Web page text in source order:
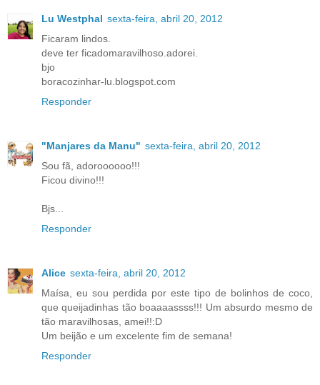
Lu Westphal sexta-feira, abril 20, 2012
Ficaram lindos.
deve ter ficadomaravilhoso.adorei.
bjo
boracozinhar-lu.blogspot.com
Responder
"Manjares da Manu" sexta-feira, abril 20, 2012
Sou fã, adoroooooo!!!
Ficou divino!!!
Bjs...
Responder
Alice sexta-feira, abril 20, 2012
Maísa, eu sou perdida por este tipo de bolinhos de coco,
que queijadinhas tão boaaaassss!!! Um absurdo mesmo de
tão maravilhosas, amei!!:D
Um beijão e um excelente fim de semana!
Responder